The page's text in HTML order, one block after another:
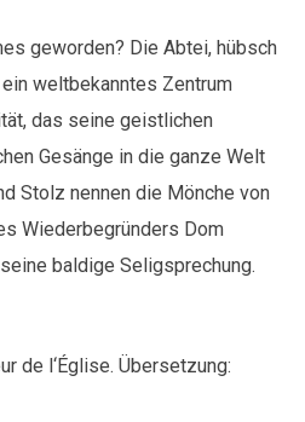
geworden? Die Abtei, hübsch
weltbekanntes Zentrum
das seine geistlichen
Gesänge in die ganze Welt
Stolz nennen die Mönche von
Wiederbegründers Dom
baldige Seligsprechung.
de l‘Église. Übersetzung: